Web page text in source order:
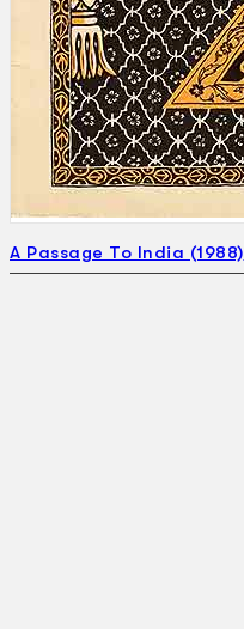
A Passage To India (1988)